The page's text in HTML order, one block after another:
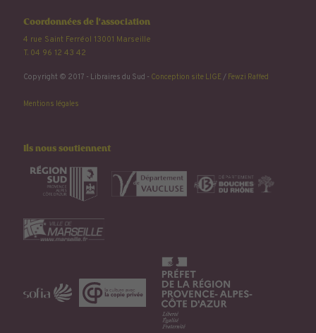
Coordonnées de l'association
4 rue Saint Ferréol 13001 Marseille
T. 04 96 12 43 42
Copyright © 2017 - Libraires du Sud - Conception site LIGE / Fewzi Raffed
Mentions légales
Ils nous soutiennent